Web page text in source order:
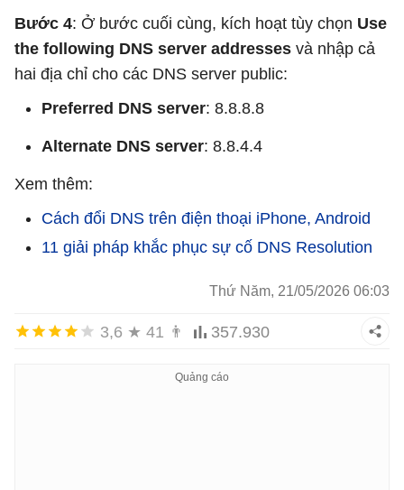
Bước 4: Ở bước cuối cùng, kích hoạt tùy chọn Use
the following DNS server addresses và nhập cả
hai địa chỉ cho các DNS server public:
Preferred DNS server: 8.8.8.8
Alternate DNS server: 8.8.4.4
Xem thêm:
Cách đổi DNS trên điện thoại iPhone, Android
11 giải pháp khắc phục sự cố DNS Resolution
Thứ Năm, 21/05/2026 06:03
3,6 ★ 41 👨 357.930